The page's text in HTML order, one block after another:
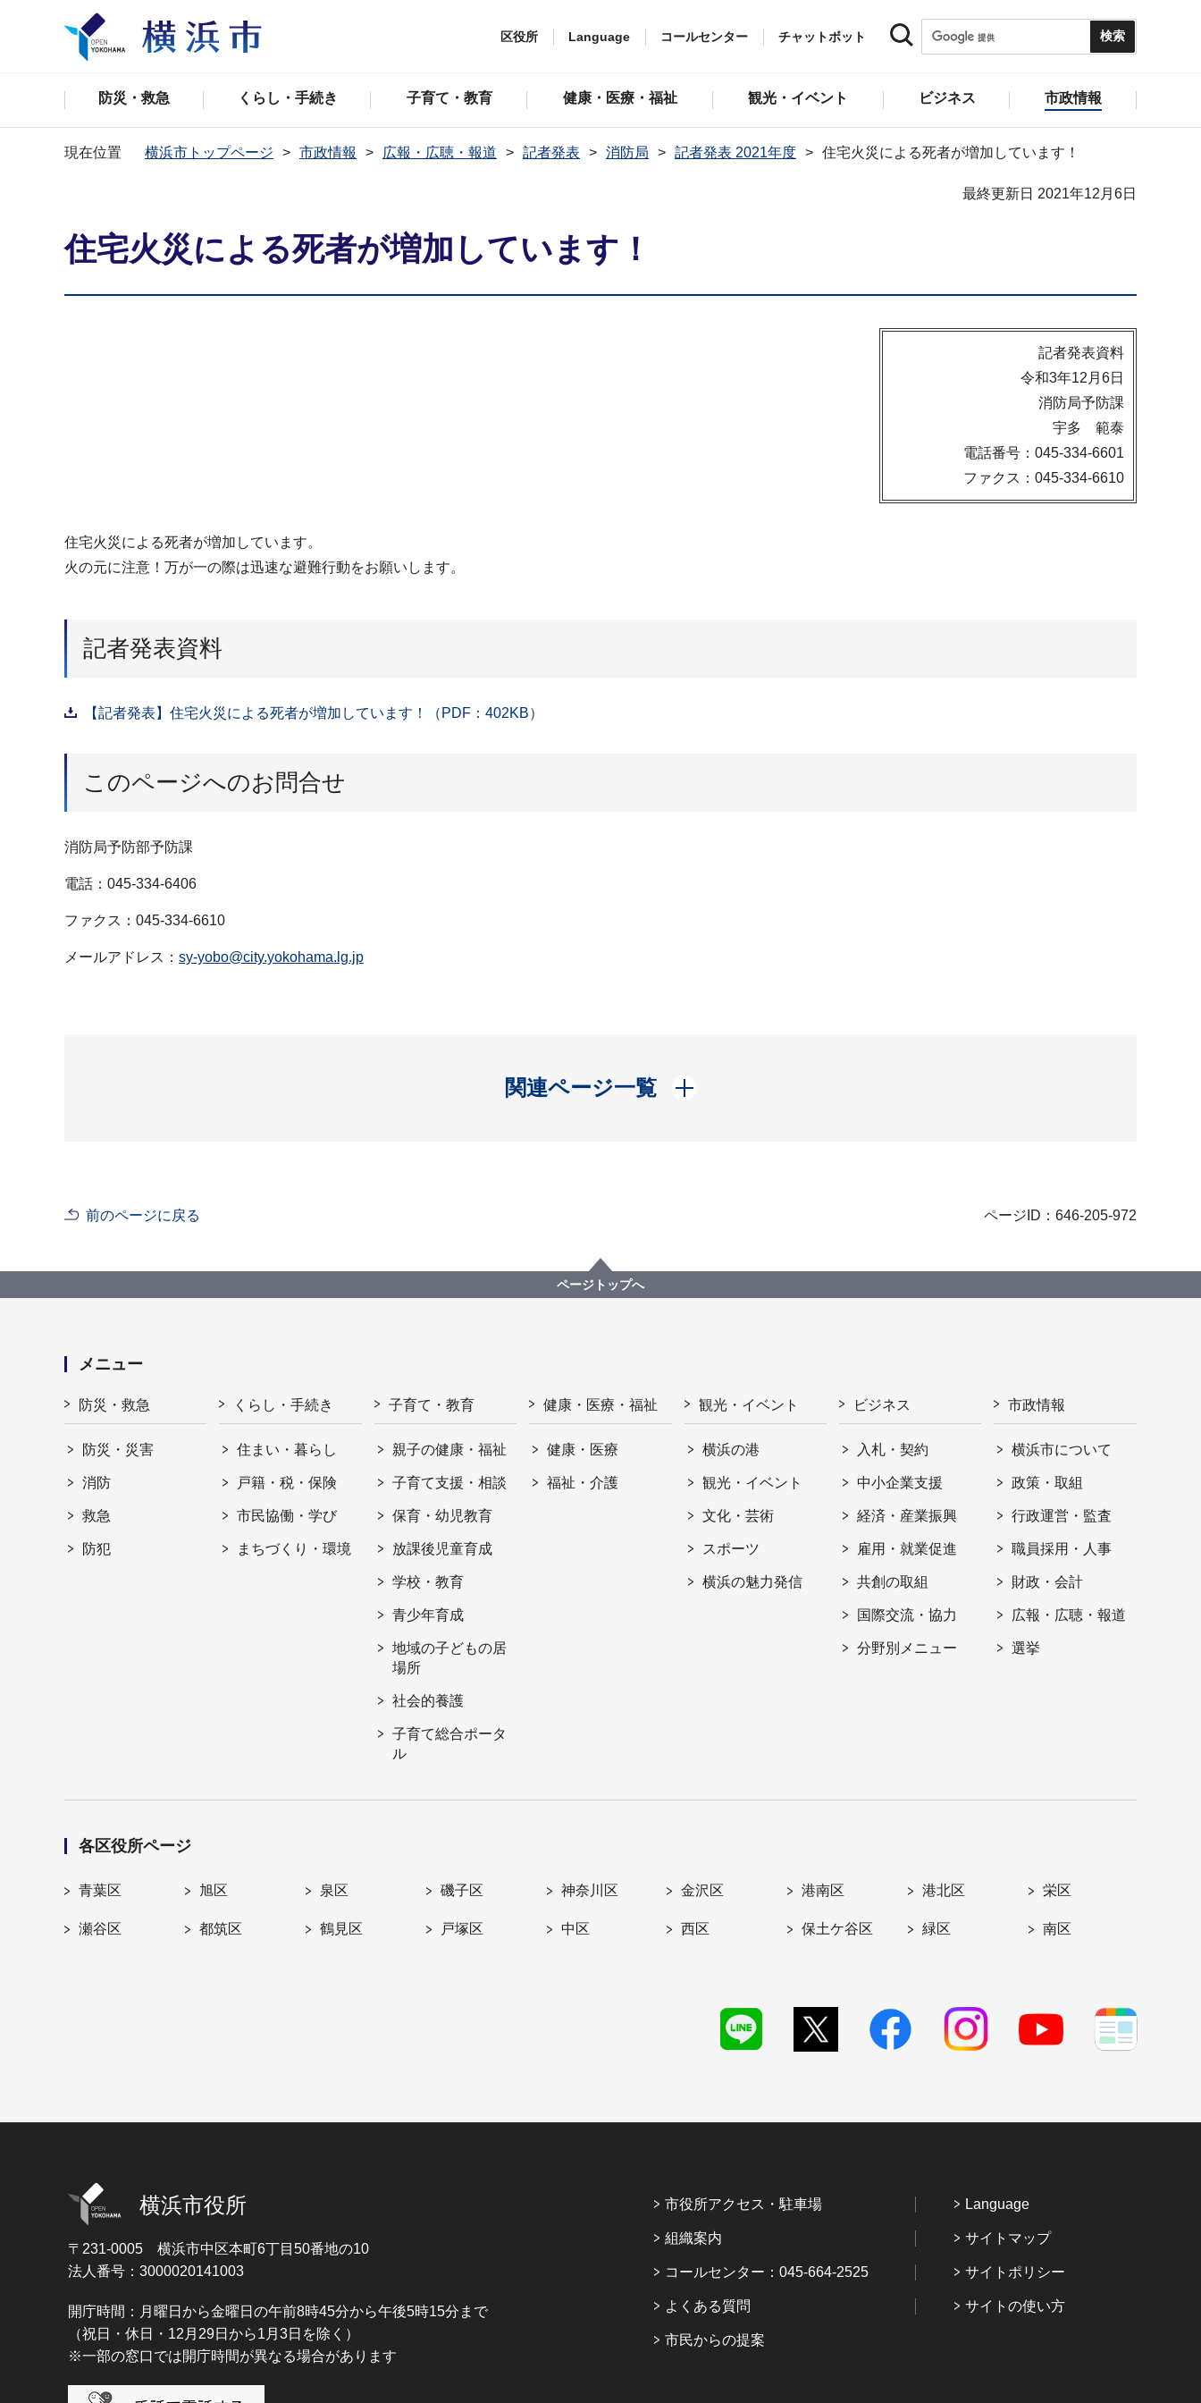
区役所 Language コールセンター チャットボット
防災・救急 くらし・手続き 子育て・教育 健康・医療・福祉 観光・イベント ビジネス 市政情報
現在位置 横浜市トップページ 市政情報 広報・広聴・報道 記者発表 消防局 記者発表 2021年度 住宅火災による死者が増加しています！
最終更新日 2021年12月6日
住宅火災による死者が増加しています！
記者発表資料
令和3年12月6日
消防局予防課
宇多 範泰
電話番号：045-334-6601
ファクス：045-334-6610
住宅火災による死者が増加しています。
火の元に注意！万が一の際は迅速な避難行動をお願いします。
記者発表資料
【記者発表】住宅火災による死者が増加しています！（PDF：402KB）
このページへのお問合せ
消防局予防部予防課
電話：045-334-6406
ファクス：045-334-6610
メールアドレス： sy-yobo@city.yokohama.lg.jp
関連ページ一覧
開く
前のページに戻る ページID：646-205-972
ページトップへ
メニュー
防災・救急
防災・災害
消防
救急
防犯
くらし・手続き
住まい・暮らし
戸籍・税・保険
市民協働・学び
まちづくり・環境
子育て・教育
親子の健康・福祉
子育て支援・相談
保育・幼児教育
放課後児童育成
学校・教育
青少年育成
地域の子どもの居
場所
社会的養護
子育て総合ポータ
ル
健康・医療・福祉
健康・医療
福祉・介護
観光・イベント
横浜の港
観光・イベント
文化・芸術
スポーツ
横浜の魅力発信
ビジネス
入札・契約
中小企業支援
経済・産業振興
雇用・就業促進
共創の取組
国際交流・協力
分野別メニュー
市政情報
横浜市について
政策・取組
行政運営・監査
職員採用・人事
財政・会計
広報・広聴・報道
選挙
各区役所ページ
青葉区 旭区 泉区 磯子区 神奈川区 金沢区 港南区 港北区 栄区
瀬谷区 都筑区 鶴見区 戸塚区 中区 西区 保土ケ谷区 緑区 南区
横浜市役所
〒231-0005 横浜市中区本町6丁目50番地の10
法人番号：3000020141003
開庁時間：月曜日から金曜日の午前8時45分から午後5時15分まで
（祝日・休日・12月29日から1月3日を除く）
※一部の窓口では開庁時間が異なる場合があります
市役所アクセス・駐車場
組織案内
コールセンター：045-664-2525
よくある質問
市民からの提案
Language
サイトマップ
サイトポリシー
サイトの使い方